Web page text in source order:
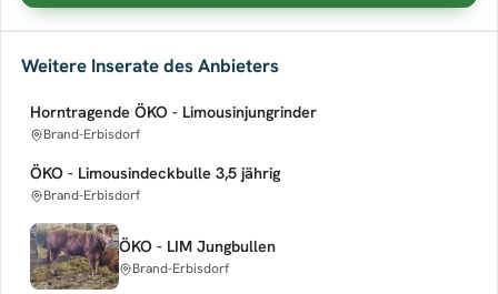
Weitere Inserate des Anbieters
Horntragende ÖKO - Limousinjungrinder
Brand-Erbisdorf
ÖKO - Limousindeckbulle 3,5 jährig
Brand-Erbisdorf
ÖKO - LIM Jungbullen
Brand-Erbisdorf